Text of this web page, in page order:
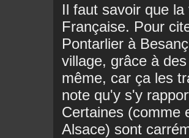
Il faut savoir que
Française. Pour
Pontarlier à
village, grâce à
même, car ça les
note qu'y s'y
Certaines (comme
Alsace) sont